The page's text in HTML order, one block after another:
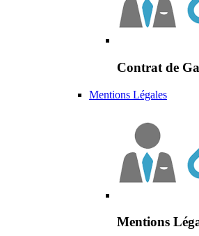
Contrat de
Mentions Légales
Mentions